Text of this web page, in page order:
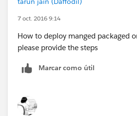
7 oct. 2016 9:14
How to deploy manged packaged
please provide the steps
Marcar como útil